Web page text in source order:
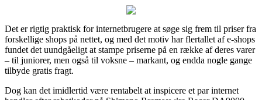
Det er rigtig praktisk for internetbrugere at søge sig frem til priser fra
forskellige shops på nettet, og med det motiv har flertallet af e-shops
fundet det uundgåeligt at stampe priserne på en række af deres varer
– til juniorer, men også til voksne – markant, og endda nogle gange
tilbyde gratis fragt.
Dog kan det imidlertid være rentabelt at inspicere et par internet